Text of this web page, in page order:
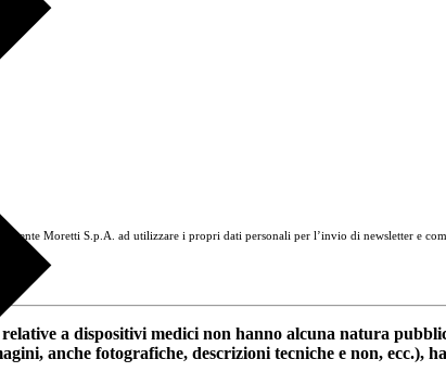
Moretti S.p.A. ad utilizzare i propri dati personali per l’invio di newsletter e
a dispositivi medici non hanno alcuna natura
anche fotografiche, descrizioni tecniche e non, ecc.),